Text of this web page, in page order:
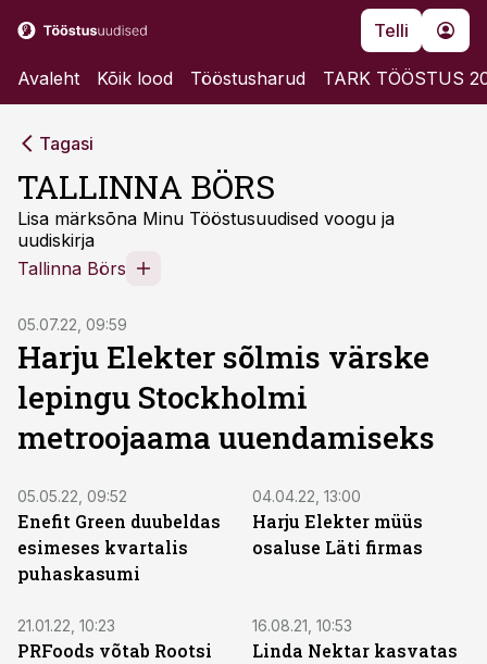
Telli
Avaleht Kõik lood Tööstusharud TARK TÖÖSTUS
Tagasi
TALLINNA BÖRS
Lisa märksõna Minu Tööstusuudised voogu ja
uudiskirja
Tallinna Börs
05.07.22, 09:59
Harju Elekter sõlmis värske
lepingu Stockholmi
metroojaama uuendamiseks
05.05.22, 09:52
Enefit Green duubeldas
esimeses kvartalis
puhaskasumi
04.04.22, 13:00
Harju Elekter müüs
osaluse Läti firmas
21.01.22, 10:23
PRFoods võtab Rootsi
16.08.21, 10:53
Linda Nektar kasvatas